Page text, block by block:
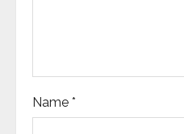
o
n
Name *